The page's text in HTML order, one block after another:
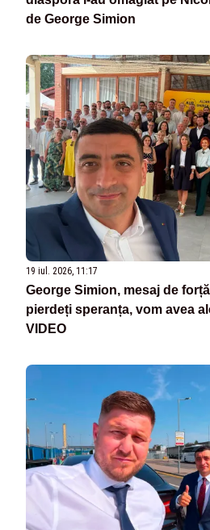
de George Simion
19 iul. 2026, 11:17
George Simion, mesaj de
pierdeți speranța, vom avea
VIDEO